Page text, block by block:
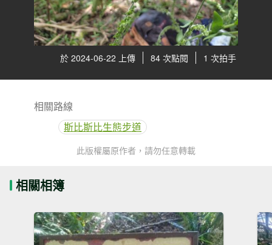
於 2024-06-22 上傳 84 次點閱 1 次拍手
相關路線
斯比斯比生態步道
此版權屬原作者，請勿任意轉載
相關相簿